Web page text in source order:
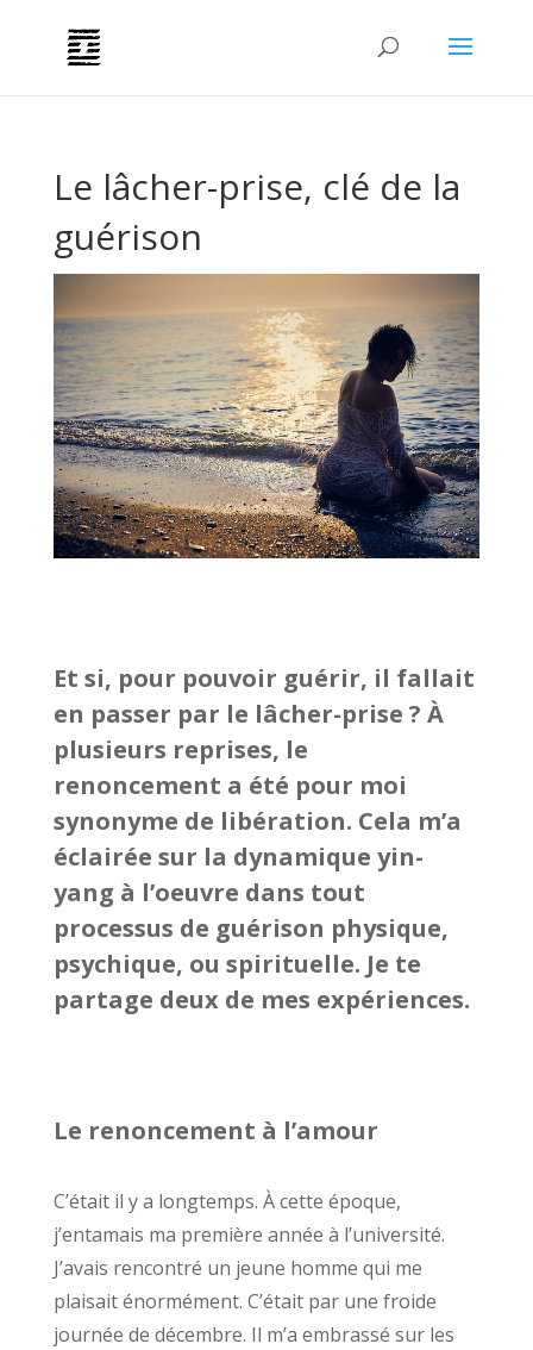
Le lâcher-prise, clé de la
guérison
Et si, pour pouvoir guérir, il fallait
en passer par le lâcher-prise ? À
plusieurs reprises, le
renoncement a été pour moi
synonyme de libération. Cela m’a
éclairée sur la dynamique yin-
yang à l’oeuvre dans tout
processus de guérison physique,
psychique, ou spirituelle. Je te
partage deux de mes expériences.
Le renoncement à l’amour
C’était il y a longtemps. À cette époque,
j’entamais ma première année à l’université.
J’avais rencontré un jeune homme qui me
plaisait énormément. C’était par une froide
journée de décembre. Il m’a embrassé sur les